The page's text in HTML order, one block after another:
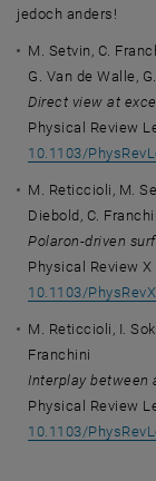
jedoch anders!
M. Setvin, C.
G. Van de Walle,
Direct view at
Physical Review
10.1103/
M. Reticcioli, M.
Diebold, C.
Polaron-driven
Physical Review X
10.1103/
M. Reticcioli, I.
Franchini
Interplay between
Physical Review
10.1103/